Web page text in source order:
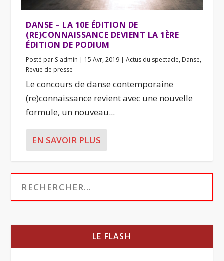
DANSE – LA 10E ÉDITION DE
(RE)CONNAISSANCE DEVIENT LA 1ÈRE
ÉDITION DE PODIUM
Posté par S-admin | 15 Avr, 2019 |Actus du spectacle, Danse,
Revue de presse
Le concours de danse contemporaine
(re)connaissance revient avec une nouvelle
formule, un nouveau...
EN SAVOIR PLUS
LE FLASH